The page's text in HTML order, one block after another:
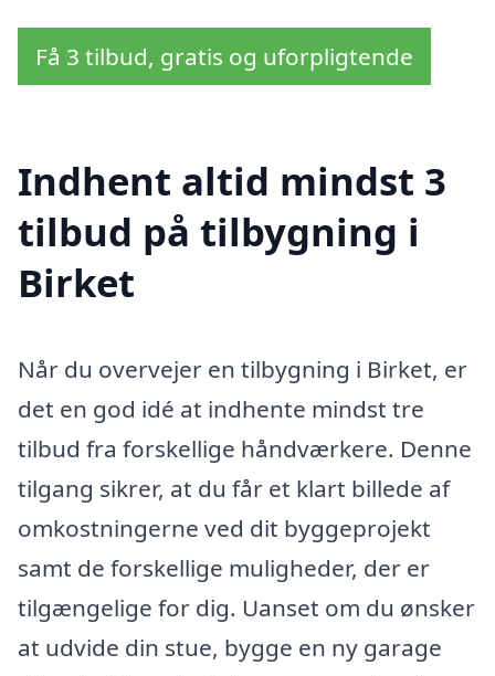
Få 3 tilbud, gratis og uforpligtende
Indhent altid mindst 3
tilbud på tilbygning i
Birket
Når du overvejer en tilbygning i Birket, er
det en god idé at indhente mindst tre
tilbud fra forskellige håndværkere. Denne
tilgang sikrer, at du får et klart billede af
omkostningerne ved dit byggeprojekt
samt de forskellige muligheder, der er
tilgængelige for dig. Uanset om du ønsker
at udvide din stue, bygge en ny garage